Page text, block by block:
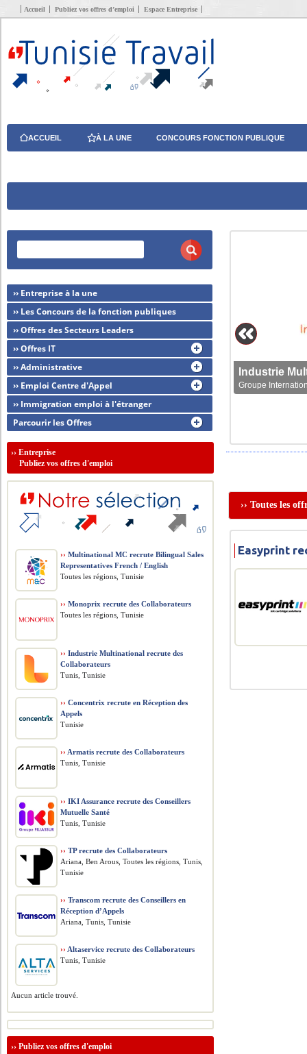
Accueil Publiez vos offres d’emploi Espace Entreprise
ACCUEIL À LA UNE CONCOURS FONCTION PUBLIQUE
Groupe
›› Toutes les
Easyprint
›› Entreprise à la une
›› Les Concours de la fonction publiques
›› Offres des Secteurs Leaders
›› Offres IT
›› Administrative
›› Emploi Centre d'Appel
›› Immigration emploi à l'étranger
Parcourir les Offres
››Entreprise
Publiez vos offres d'emploi
›› Multinational MC recrute Bilingual Sales
Representatives French / English
Toutes les régions, Tunisie
›› Monoprix recrute des Collaborateurs
Toutes les régions, Tunisie
›› Industrie Multinational recrute des
Collaborateurs
Tunis, Tunisie
›› Concentrix recrute en Réception des
Appels
Tunisie
›› Armatis recrute des Collaborateurs
Tunis, Tunisie
›› IKI Assurance recrute des Conseillers
Mutuelle Santé
Tunis, Tunisie
›› TP recrute des Collaborateurs
Ariana, Ben Arous, Toutes les régions, Tunis,
Tunisie
›› Transcom recrute des Conseillers en
Réception d’Appels
Ariana, Tunis, Tunisie
›› Altaservice recrute des Collaborateurs
Tunis, Tunisie
Aucun article trouvé.
››Publiez vos offres d'emploi